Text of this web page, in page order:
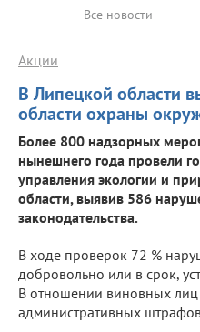
Все новости
В Липецкой области
области охраны
Акции
Более 800 надзорных
нынешнего года провели
управления экологии и
области, выявив 586
законодательства.
В ходе проверок 72 %
добровольно или в срок,
В отношении виновных
административных